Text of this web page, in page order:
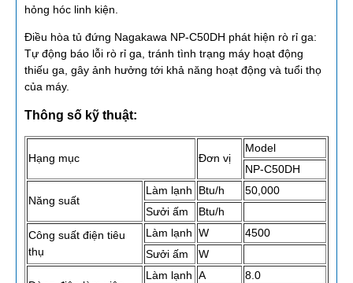
hỏng hóc linh kiện.
Điều hòa tủ đứng Nagakawa NP-C50DH phát hiện rò rỉ ga:
Tự động báo lỗi rò rỉ ga, tránh tình trạng máy hoạt động
thiếu ga, gây ảnh hưởng tới khả năng hoạt động và tuổi thọ
của máy.
Thông số kỹ thuật:
Hạng mục Đơn vị
Model
NP-C50DH
Năng suất
Làm lạnh Btu/h
50,000
Sưởi ấm
Btu/h
Công suất điện tiêu
thụ
Làm lạnh W
4500
Sưởi ấm
W
Làm lạnh A
8.0